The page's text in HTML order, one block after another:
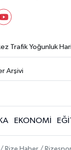
Trafik Yoğunluk
Arşivi
EKONOMİ